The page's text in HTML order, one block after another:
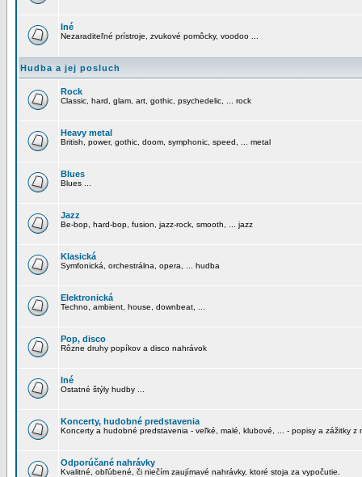
Iné
Nezaraditeľné prístroje, zvukové pomôcky, voodoo ...
Hudba a jej posluch
Rock
Classic, hard, glam, art, gothic, psychedelic, ... rock
Heavy metal
British, power, gothic, doom, symphonic, speed, ... metal
Blues
Blues ...
Jazz
Be-bop, hard-bop, fusion, jazz-rock, smooth, ... jazz
Klasická
Symfonická, orchestrálna, opera, ... hudba
Elektronická
Techno, ambient, house, downbeat, ...
Pop, disco
Rôzne druhy popíkov a disco nahrávok
Iné
Ostatné štýly hudby ...
Koncerty, hudobné predstavenia
Koncerty a hudobné predstavenia - veľké, malé, klubové, ... - popisy a zážitky z
Odporúčané nahrávky
Kvalitné, obľúbené, či niečím zaujímavé nahrávky, ktoré stoja za vypočutie.